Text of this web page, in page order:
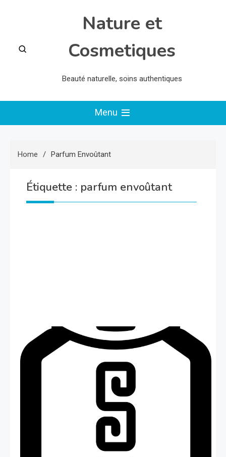
Nature et
Cosmetiques
Beauté naturelle, soins authentiques
Menu
Home Parfum Envoûtant
Étiquette : parfum envoûtant